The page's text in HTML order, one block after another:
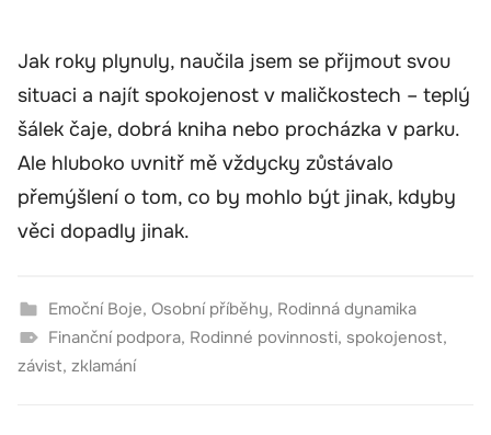
Jak roky plynuly, naučila jsem se přijmout svou
situaci a najít spokojenost v maličkostech – teplý
šálek čaje, dobrá kniha nebo procházka v parku.
Ale hluboko uvnitř mě vždycky zůstávalo
přemýšlení o tom, co by mohlo být jinak, kdyby
věci dopadly jinak.
Emoční Boje, Osobní příběhy, Rodinná dynamika
Finanční podpora, Rodinné povinnosti, spokojenost,
závist, zklamání